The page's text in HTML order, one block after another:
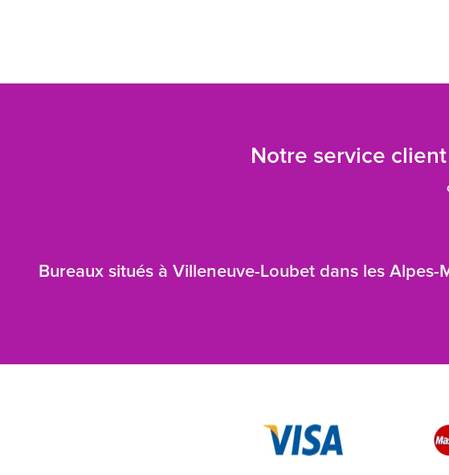
Notre service
Bureaux situés à Villeneuve-Loubet dans les